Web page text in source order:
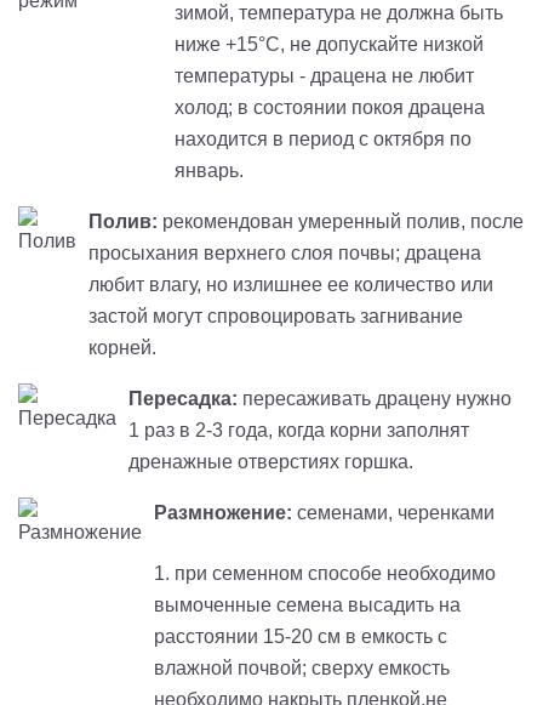
зимой, температура не должна быть
ниже +15°C, не допускайте низкой
температуры - драцена не любит
холод; в состоянии покоя драцена
находится в период с октября по
январь.
Полив: рекомендован умеренный полив, после
просыхания верхнего слоя почвы; драцена
любит влагу, но излишнее ее количество или
застой могут спровоцировать загнивание
корней.
Пересадка: пересаживать драцену нужно
1 раз в 2-3 года, когда корни заполнят
дренажные отверстиях горшка.
Размножение: семенами, черенками
1. при семенном способе необходимо
вымоченные семена высадить на
расстоянии 15-20 см в емкость с
влажной почвой; сверху емкость
необходимо накрыть пленкой,не